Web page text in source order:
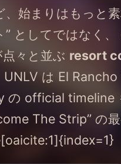
始まりはもっと
” としてではなく
々と並ぶ resort
は El Rancho
の official timeline
The Strip” の